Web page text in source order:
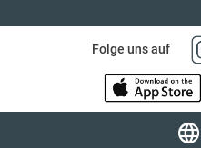
Folge uns auf